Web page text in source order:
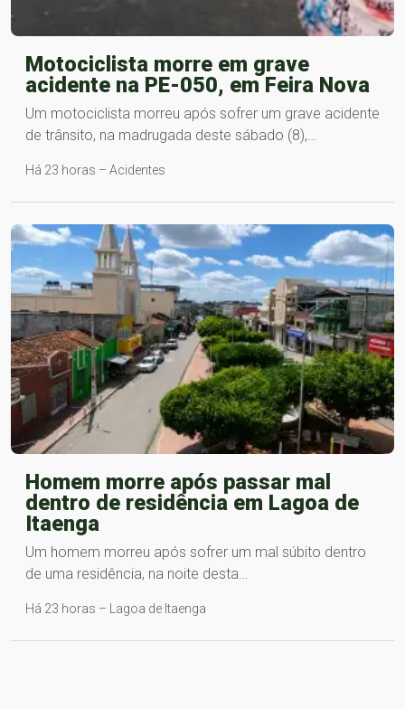
Motociclista morre em grave
acidente na PE-050, em Feira Nova
Um motociclista morreu após sofrer um grave acidente
de trânsito, na madrugada deste sábado (8),…
Há 23 horas – Acidentes
Homem morre após passar mal
dentro de residência em Lagoa de
Itaenga
Um homem morreu após sofrer um mal súbito dentro
de uma residência, na noite desta…
Há 23 horas – Lagoa de Itaenga